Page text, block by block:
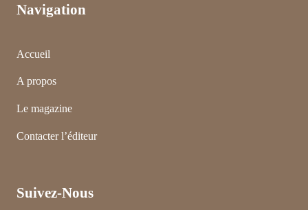
Navigation
Accueil
A propos
Le magazine
Contacter l’éditeur
Suivez-Nous